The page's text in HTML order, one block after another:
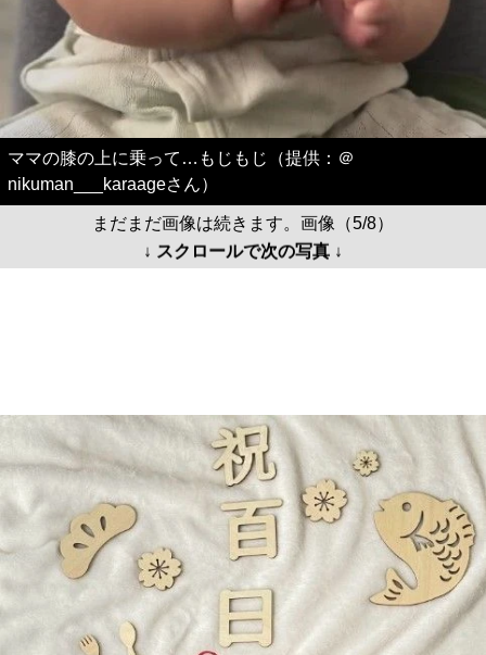
ママの膝の上に乗って…もじもじ（提供：＠
nikuman___karaageさん）
まだまだ画像は続きます。画像（5/8）
↓ スクロールで次の写真 ↓